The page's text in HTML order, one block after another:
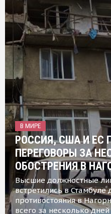
В МИРЕ
РОССИЯ, США И ЕС
ПЕРЕГОВОРЫ ЗА
ОБОСТРЕНИЯ В
Высшие должностные
встретились в Стамбуле
противостояния в
всего за несколько